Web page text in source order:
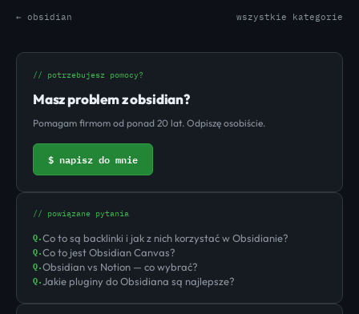
← obsidian wszystkie kategorie
// potrzebujesz pomocy?
Masz problem z obsidian?
Pomagam firmom od ponad 20 lat. Odpiszę osobiście.
$ napisz do mnie
// powiązane pytania
Q.Co to są backlinki i jak z nich korzystać w Obsidianie?
Q.Co to jest Obsidian Canvas?
Q.Obsidian vs Notion — co wybrać?
Q. Jakie pluginy do Obsidiana są najlepsze?